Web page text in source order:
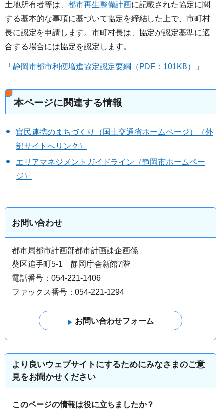
土地所有者等は、 都市再生整備計画に記載された協定に関
する基本的な事項に基づいて協定を締結した上で、市町村
長に認定を申請します。市町村長は、協定が認定基準に適
合する場合には協定を認定します。
「 静岡市都市利便増進協定認定要綱（PDF：101KB） 」
本ページに関連する情報
官民連携のまちづくり（国土交通省ホームページ）（外
部サイトへリンク）
エリアマネジメントガイドライン（静岡市ホームペー
ジ）
お問い合わせ
都市局都市計画部都市計画課企画係
葵区追手町5-1 静岡庁舎新館7階
電話番号：054-221-1406
ファックス番号：054-221-1294
より良いウェブサイトにするためにみなさまのご意
見をお聞かせください
このページの情報は役に立ちましたか？